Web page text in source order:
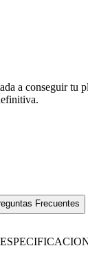
a conseguir tu
Frecuentes